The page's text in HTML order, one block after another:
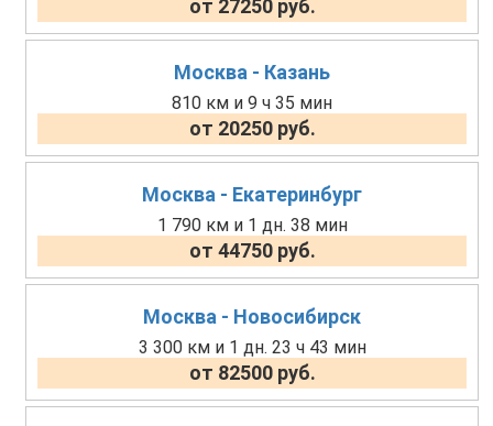
от 27250 руб.
Москва - Казань
810 км и 9 ч 35 мин
от 20250 руб.
Москва - Екатеринбург
1 790 км и 1 дн. 38 мин
от 44750 руб.
Москва - Новосибирск
3 300 км и 1 дн. 23 ч 43 мин
от 82500 руб.